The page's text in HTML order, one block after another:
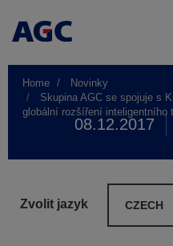
Home
Novinky
Skupina AGC se spojuje s
globální rozšíření
08.12.2017
Zvolit jazyk CZECH